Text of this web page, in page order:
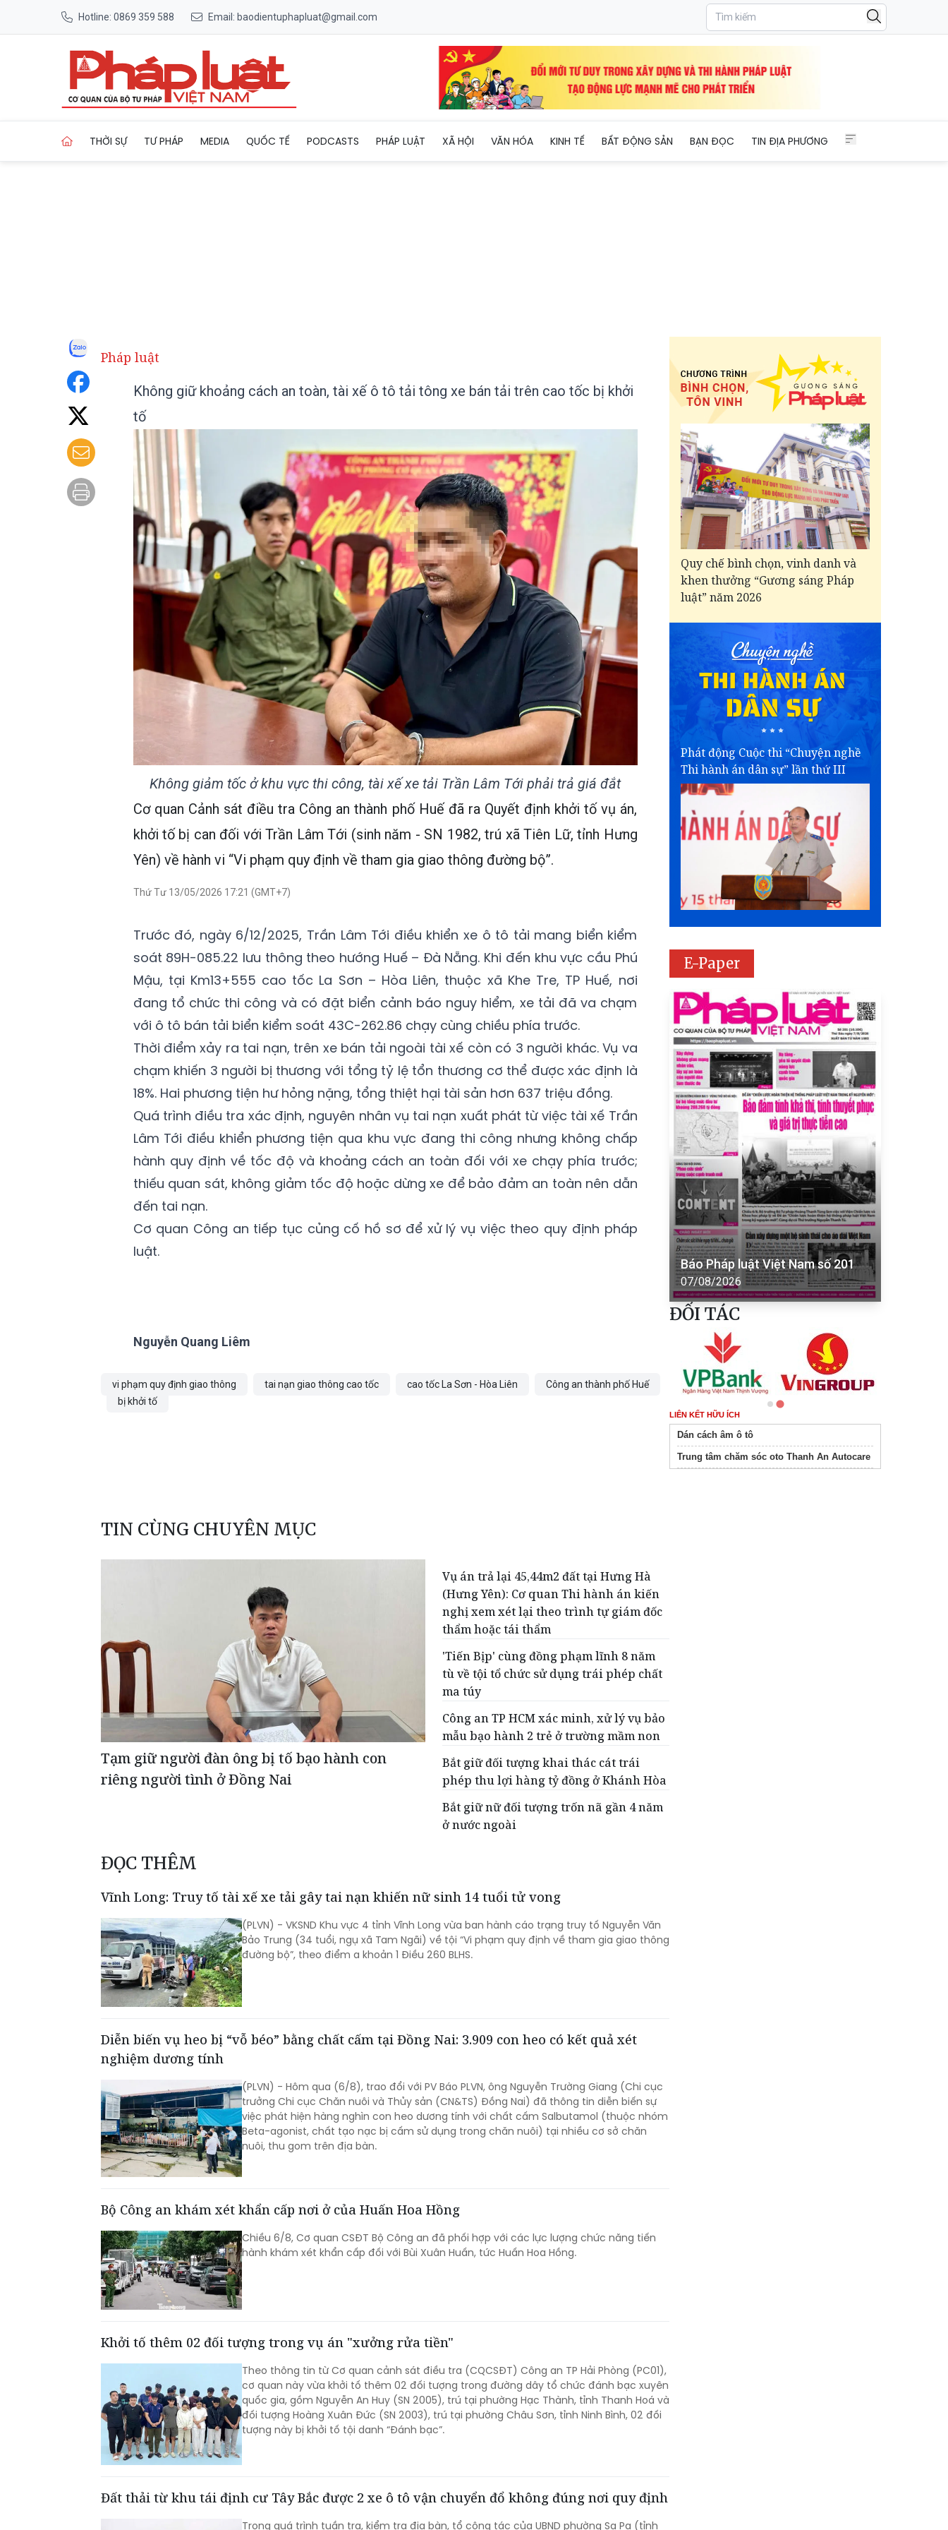
Hotline: 0869 359 588 Email: baodientuphapluat@gmail.com
THỜI SỰ TƯ PHÁP MEDIA QUỐC TẾ PODCASTS PHÁP LUẬT XÃ HỘI VĂN HÓA KINH TẾ BẤT ĐỘNG SẢN BẠN ĐỌC TIN ĐỊA PHƯƠNG
Pháp luật
Không giữ khoảng cách an toàn, tài xế ô tô tải tông xe bán tải trên cao tốc bị khởi
tố
Không giảm tốc ở khu vực thi công, tài xế xe tải Trần Lâm Tới phải trả giá đắt
Cơ quan Cảnh sát điều tra Công an thành phố Huế đã ra Quyết định khởi tố vụ án,
khởi tố bị can đối với Trần Lâm Tới (sinh năm - SN 1982, trú xã Tiên Lữ, tỉnh Hưng
Yên) về hành vi “Vi phạm quy định về tham gia giao thông đường bộ”.
Thứ Tư 13/05/2026 17:21 (GMT+7)
Trước đó, ngày 6/12/2025, Trần Lâm Tới điều khiển xe ô tô tải mang biển kiểm
soát 89H-085.22 lưu thông theo hướng Huế – Đà Nẵng. Khi đến khu vực cầu Phú
Mậu, tại Km13+555 cao tốc La Sơn – Hòa Liên, thuộc xã Khe Tre, TP Huế, nơi
đang tổ chức thi công và có đặt biển cảnh báo nguy hiểm, xe tải đã va chạm
với ô tô bán tải biển kiểm soát 43C-262.86 chạy cùng chiều phía trước.
Thời điểm xảy ra tai nạn, trên xe bán tải ngoài tài xế còn có 3 người khác. Vụ va
chạm khiến 3 người bị thương với tổng tỷ lệ tổn thương cơ thể được xác định là
18%. Hai phương tiện hư hỏng nặng, tổng thiệt hại tài sản hơn 637 triệu đồng.
Quá trình điều tra xác định, nguyên nhân vụ tai nạn xuất phát từ việc tài xế Trần
Lâm Tới điều khiển phương tiện qua khu vực đang thi công nhưng không chấp
hành quy định về tốc độ và khoảng cách an toàn đối với xe chạy phía trước;
thiếu quan sát, không giảm tốc độ hoặc dừng xe để bảo đảm an toàn nên dẫn
đến tai nạn.
Cơ quan Công an tiếp tục củng cố hồ sơ để xử lý vụ việc theo quy định pháp
luật.
Nguyễn Quang Liêm
vi phạm quy định giao thông tai nạn giao thông cao tốc cao tốc La Sơn - Hòa Liên
Công an thành phố Huế
bị khởi tố
TIN CÙNG CHUYÊN MỤC
Tạm giữ người đàn ông bị tố bạo hành con
riêng người tình ở Đồng Nai
Vụ án trả lại 45,44m2 đất tại Hưng Hà
(Hưng Yên): Cơ quan Thi hành án kiến
nghị xem xét lại theo trình tự giám đốc
thẩm hoặc tái thẩm
'Tiến Bịp' cùng đồng phạm lĩnh 8 năm
tù về tội tổ chức sử dụng trái phép chất
ma túy
Công an TP HCM xác minh, xử lý vụ bảo
mẫu bạo hành 2 trẻ ở trường mầm non
Bắt giữ đối tượng khai thác cát trái
phép thu lợi hàng tỷ đồng ở Khánh Hòa
Bắt giữ nữ đối tượng trốn nã gần 4 năm
ở nước ngoài
ĐỌC THÊM
Vĩnh Long: Truy tố tài xế xe tải gây tai nạn khiến nữ sinh 14 tuổi tử vong
(PLVN) - VKSND Khu vực 4 tỉnh Vĩnh Long vừa ban hành cáo trạng truy tố Nguyễn Văn
Bảo Trung (34 tuổi, ngụ xã Tam Ngãi) về tội “Vi phạm quy định về tham gia giao thông
đường bộ”, theo điểm a khoản 1 Điều 260 BLHS.
Diễn biến vụ heo bị “vỗ béo” bằng chất cấm tại Đồng Nai: 3.909 con heo có kết quả xét
nghiệm dương tính
(PLVN) - Hôm qua (6/8), trao đổi với PV Báo PLVN, ông Nguyễn Trường Giang (Chi cục
trưởng Chi cục Chăn nuôi và Thủy sản (CN&TS) Đồng Nai) đã thông tin diễn biến sự
việc phát hiện hàng nghìn con heo dương tính với chất cấm Salbutamol (thuộc nhóm
Beta-agonist, chất tạo nạc bị cấm sử dụng trong chăn nuôi) tại nhiều cơ sở chăn
nuôi, thu gom trên địa bàn.
Bộ Công an khám xét khẩn cấp nơi ở của Huấn Hoa Hồng
Chiều 6/8, Cơ quan CSĐT Bộ Công an đã phối hợp với các lực lượng chức năng tiến
hành khám xét khẩn cấp đối với Bùi Xuân Huấn, tức Huấn Hoa Hồng.
Khởi tố thêm 02 đối tượng trong vụ án "xưởng rửa tiền"
Theo thông tin từ Cơ quan cảnh sát điều tra (CQCSĐT) Công an TP Hải Phòng (PC01),
cơ quan này vừa khởi tố thêm 02 đối tượng trong đường dây tổ chức đánh bạc xuyên
quốc gia, gồm Nguyễn An Huy (SN 2005), trú tại phường Hạc Thành, tỉnh Thanh Hoá và
đối tượng Hoàng Xuân Đức (SN 2003), trú tại phường Châu Sơn, tỉnh Ninh Bình, 02 đối
tượng này bị khởi tố tội danh “Đánh bạc”.
Đất thải từ khu tái định cư Tây Bắc được 2 xe ô tô vận chuyển đổ không đúng nơi quy định
Trong quá trình tuần tra, kiểm tra địa bàn, tổ công tác của UBND phường Sa Pa (tỉnh
Quy chế bình chọn, vinh danh và
khen thưởng “Gương sáng Pháp
luật” năm 2026
Phát động Cuộc thi “Chuyện nghề
Thi hành án dân sự” lần thứ III
E-Paper
Báo Pháp luật Việt Nam số 201
07/08/2026
ĐỐI TÁC
LIÊN KẾT HỮU ÍCH
Dán cách âm ô tô
Trung tâm chăm sóc oto Thanh An Autocare